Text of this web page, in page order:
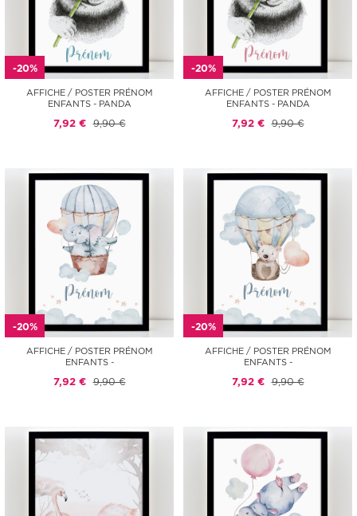
-20%
AFFICHE / POSTER PRÉNOM
ENFANTS - PANDA
7,92 € 9,90 €
-20%
AFFICHE / POSTER PRÉNOM
ENFANTS - PANDA
7,92 € 9,90 €
-20%
AFFICHE / POSTER PRÉNOM
ENFANTS -
7,92 € 9,90 €
-20%
AFFICHE / POSTER PRÉNOM
ENFANTS -
7,92 € 9,90 €